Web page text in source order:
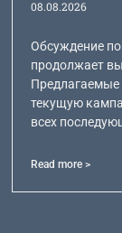
08.08.2026
Обсуждение
продолжает
Предлагаемые
текущую
всех
Read more >